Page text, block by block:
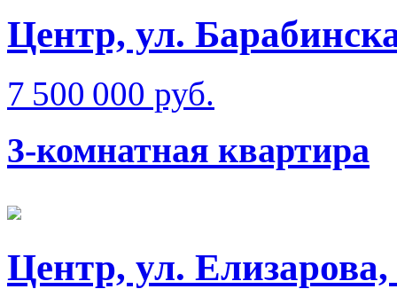
Центр, ул.
7 500 000 руб.
3-комнатная квартира
Центр, ул. Елизарова,